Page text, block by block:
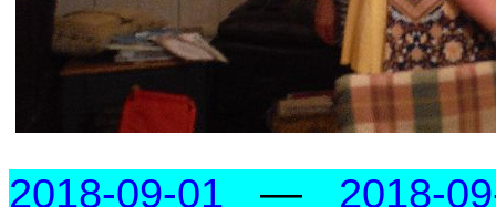
2018-09-01 —
2018-